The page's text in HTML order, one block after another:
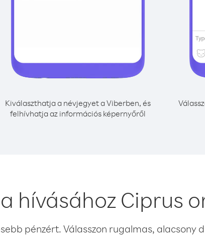
Kiválaszthatja a névjegyet a Viberben, és
felhívhatja az információs képernyőről
hívásához Ciprus
pénzért. Válasszon rugalmas, alacsony